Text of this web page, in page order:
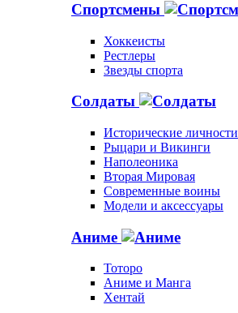
Спортсмены
Хоккеисты
Рестлеры
Звезды спорта
Солдаты
Исторические личности
Рыцари и Викинги
Наполеоника
Вторая Мировая
Современные воины
Модели и аксессуары
Аниме
Тоторо
Аниме и Манга
Хентай